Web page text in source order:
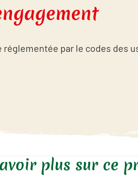
par le codes des
plus sur ce